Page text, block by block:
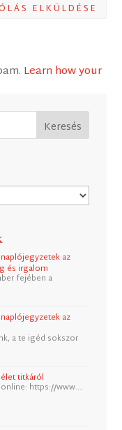
ELKÜLDÉSE
Learn how your
az
és irgalom
fejében a
az
a te igéd sokszor
titkáról
https://www.…